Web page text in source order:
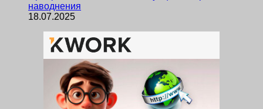
наводнения
18.07.2025